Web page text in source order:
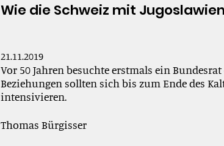
Wie die Schweiz mit
21.11.2019
Vor 50 Jahren besuchte erstmals ein
Beziehungen sollten sich bis zum Ende des
intensivieren.
Thomas Bürgisser